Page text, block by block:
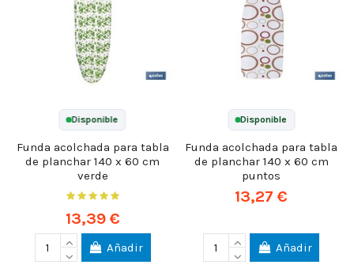
Disponible
Funda acolchada para tabla
de planchar 140 x 60 cm
verde
13,39 €
Añadir
Disponible
Funda acolchada para tabla
de planchar 140 x 60 cm
puntos
13,27 €
Añadir